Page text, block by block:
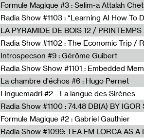
Formule Magique #3 : Selim-a Attalah
LA PYRAMIDE DE BOIS 12 /
Radia Show #1102 : The Economic Trip /
Introspecson #9 : Gérôme Guibert
La chambre d'échos #6 : Hugo Pernet
Linguemadri #2 - La langue des Sirènes
Formule Magique #2 : Gabriel Gauthier
Radia Show #1099: TEA FM LORCA AS A